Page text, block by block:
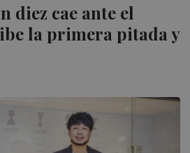
diez cae ante el
la primera pitada y